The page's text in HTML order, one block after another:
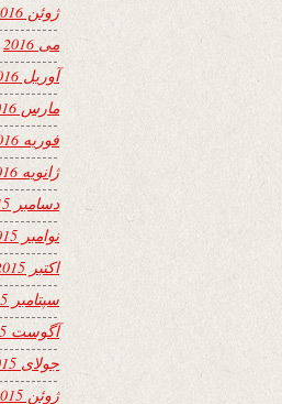
ژوئن 2016
می 2016
آوریل 2016
مارس 2016
فوریه 2016
ژانویه 2016
دسامبر 2015
نوامبر 2015
اکتبر 2015
سپتامبر 2015
آگوست 2015
جولای 2015
ژوئن 2015